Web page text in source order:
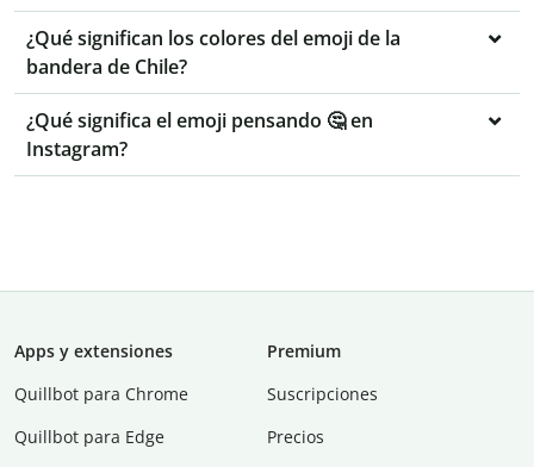
¿Qué significan los colores del emoji de la
bandera de Chile?
¿Qué significa el emoji pensando 🤔 en
Instagram?
Apps y extensiones
Quillbot para Chrome
Quillbot para Edge
Premium
Suscripciones
Precios